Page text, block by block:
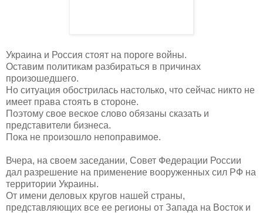
Украина и Россия стоят на пороге войны.
Оставим политикам разбираться в причинах
произошедшего.
Но ситуация обострилась настолько, что сейчас никто не
имеет права стоять в стороне.
Поэтому свое веское слово обязаны сказать и
представители бизнеса.
Пока не произошло непоправимое.
Вчера, на своем заседании, Совет Федерации России
дал разрешение на применение вооруженных сил РФ на
территории Украины.
От имени деловых кругов нашей страны,
представляющих все ее регионы от Запада на Восток и